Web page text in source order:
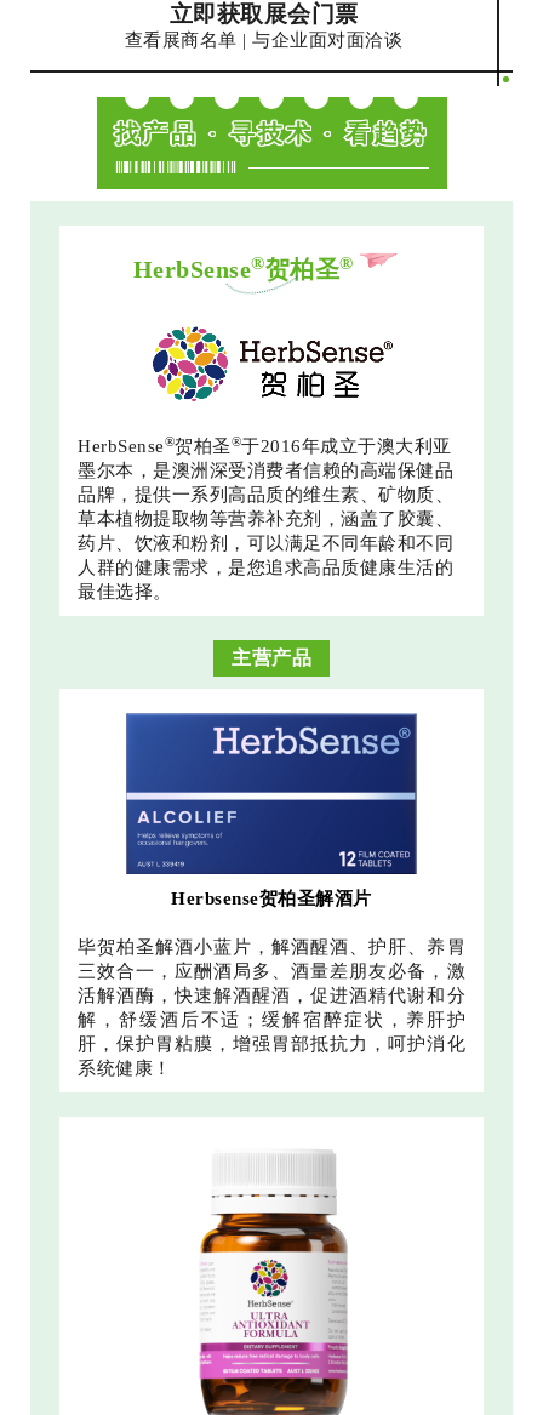
立即获取展会门票
查看展商名单 | 与企业面对面洽谈
找产品 · 寻技术 · 看趋势
HerbSense®贺柏圣®
HerbSense®贺柏圣®于2016年成立于澳大利亚
墨尔本，是澳洲深受消费者信赖的高端保健品
品牌，提供一系列高品质的维生素、矿物质、
草本植物提取物等营养补充剂，涵盖了胶囊、
药片、饮液和粉剂，可以满足不同年龄和不同
人群的健康需求，是您追求高品质健康生活的
最佳选择。
主营产品
Herbsense贺柏圣解酒片
毕贺柏圣解酒小蓝片，解酒醒酒、护肝、养胃
三效合一，应酬酒局多、酒量差朋友必备，激
活解酒酶，快速解酒醒酒，促进酒精代谢和分
解，舒缓酒后不适；缓解宿醉症状，养肝护
肝，保护胃粘膜，增强胃部抵抗力，呵护消化
系统健康！